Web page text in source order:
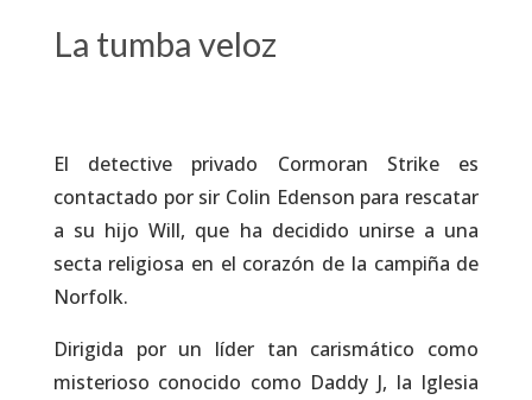
La tumba veloz
El detective privado Cormoran Strike es
contactado por sir Colin Edenson para rescatar
a su hijo Will, que ha decidido unirse a una
secta religiosa en el corazón de la campiña de
Norfolk.
Dirigida por un líder tan carismático como
misterioso conocido como Daddy J, la Iglesia